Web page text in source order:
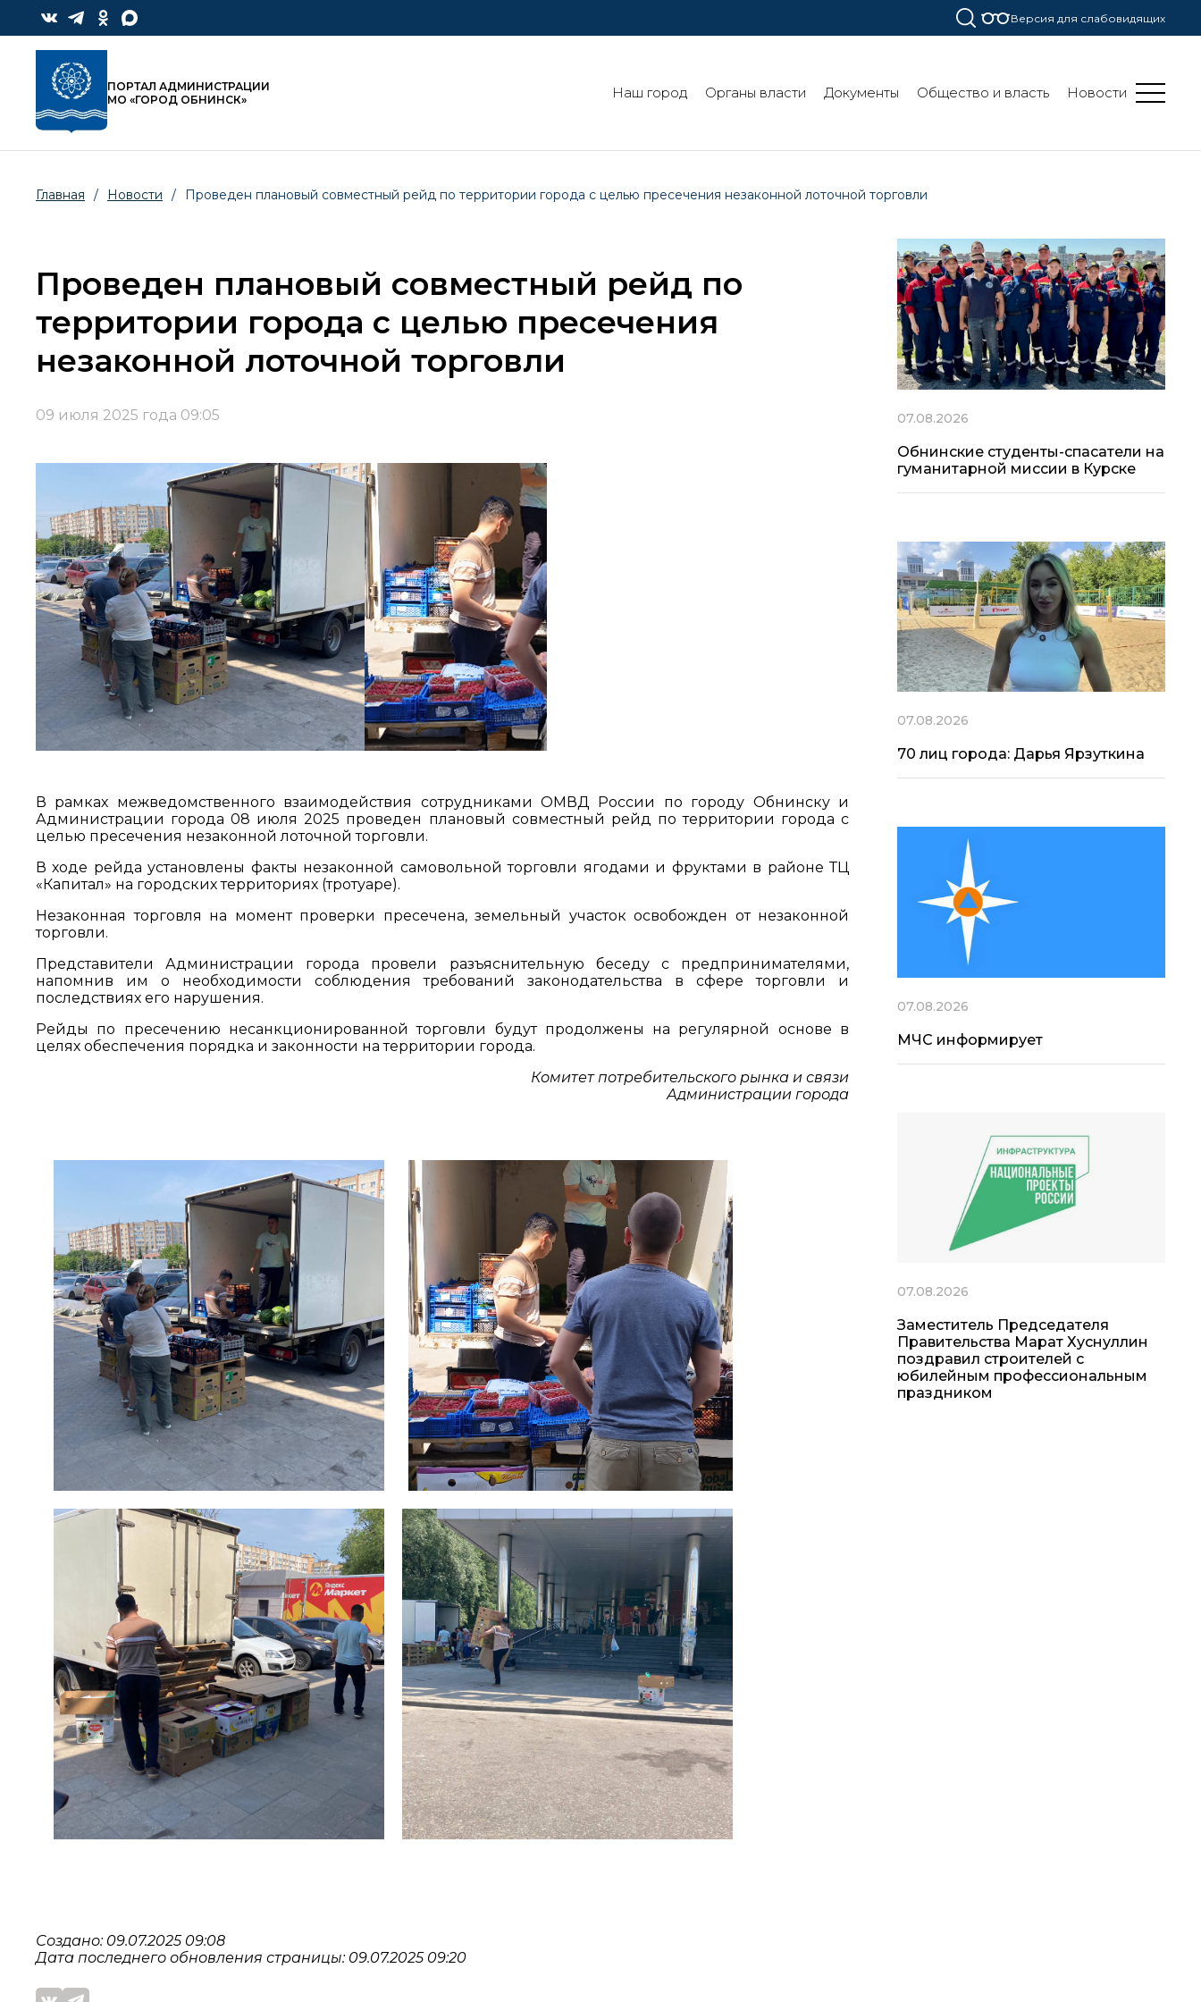
Версия для слабовидящих
ПОРТАЛ АДМИНИСТРАЦИИ
МО «ГОРОД ОБНИНСК»
Наш город Органы власти Документы Общество и власть Новости
Главная / Новости / Проведен плановый совместный рейд по территории города с целью пресечения незаконной лоточной торговли
Проведен плановый совместный рейд по
территории города с целью пресечения
незаконной лоточной торговли
09 июля 2025 года 09:05
В рамках межведомственного взаимодействия сотрудниками ОМВД России по городу Обнинску и
Администрации города 08 июля 2025 проведен плановый совместный рейд по территории города с
целью пресечения незаконной лоточной торговли.
В ходе рейда установлены факты незаконной самовольной торговли ягодами и фруктами в районе ТЦ
«Капитал» на городских территориях (тротуаре).
Незаконная торговля на момент проверки пресечена, земельный участок освобожден от незаконной
торговли.
Представители Администрации города провели разъяснительную беседу с предпринимателями,
напомнив им о необходимости соблюдения требований законодательства в сфере торговли и
последствиях его нарушения.
Рейды по пресечению несанкционированной торговли будут продолжены на регулярной основе в
целях обеспечения порядка и законности на территории города.
Комитет потребительского рынка и связи
Администрации города
Создано: 09.07.2025 09:08
Дата последнего обновления страницы: 09.07.2025 09:20
07.08.2026
Обнинские студенты-спасатели на
гуманитарной миссии в Курске
07.08.2026
70 лиц города: Дарья Ярзуткина
07.08.2026
МЧС информирует
07.08.2026
Заместитель Председателя
Правительства Марат Хуснуллин
поздравил строителей с
юбилейным профессиональным
праздником